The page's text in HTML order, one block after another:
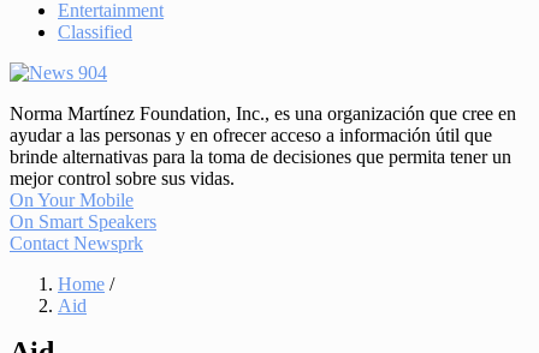
Entertainment
Classified
Norma Martínez Foundation, Inc., es una organización que cree en
ayudar a las personas y en ofrecer acceso a información útil que
brinde alternativas para la toma de decisiones que permita tener un
mejor control sobre sus vidas.
On Your Mobile
On Smart Speakers
Contact Newsprk
Home /
Aid